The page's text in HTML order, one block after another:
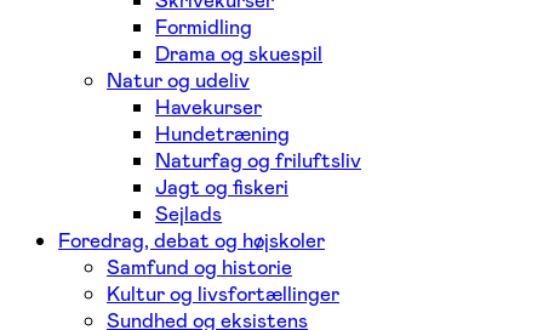
Formidling
Drama og skuespil
Natur og udeliv
Havekurser
Hundetræning
Naturfag og friluftsliv
Jagt og fiskeri
Sejlads
Foredrag, debat og højskoler
Samfund og historie
Kultur og livsfortællinger
Sundhed og eksistens